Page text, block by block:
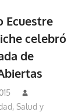
Ecuestre
celebró
de
Salud y